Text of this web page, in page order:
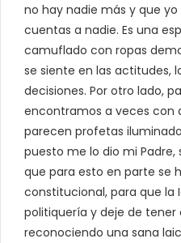
no hay nadie más y que
cuentas a nadie. Es una
camuflado con ropas
se siente en las actitudes,
decisiones. Por otro lado,
encontramos a veces con
parecen profetas
puesto me lo dio mi Padre,
que para esto en parte se
constitucional, para que la
politiquería y deje de
reconociendo una sana